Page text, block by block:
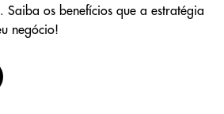
Saiba os benefícios que a estratégia
negócio!